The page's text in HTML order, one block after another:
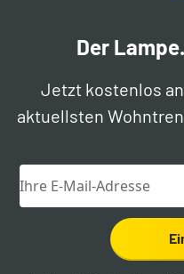
Der
Jetzt kostenlos
aktuellsten